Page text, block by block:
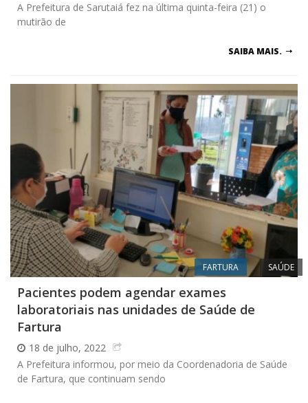
A Prefeitura de Sarutaiá fez na última quinta-feira (21) o
mutirão de
SAIBA MAIS.
FARTURA SAÚDE
Pacientes podem agendar exames
laboratoriais nas unidades de Saúde de
Fartura
18 de julho, 2022
A Prefeitura informou, por meio da Coordenadoria de Saúde
de Fartura, que continuam sendo